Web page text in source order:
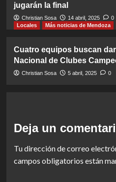
jugarán la final
Christian Sosa 14 abril, 2025
0
Locales
Más noticias de Mendoza
Cuatro equipos buscan
Nacional de Clubes
Christian Sosa 5 abril, 2025 0
Deja un
Tu dirección de correo
campos obligatorios están